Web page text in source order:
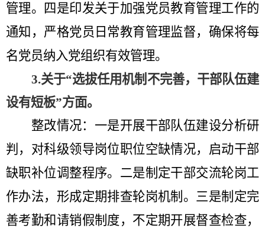
管理。
四是印发关于加强党员教育管理工作的
通知 ，严格党员日常教育管理监督，确保将每
名党员纳入党组织有效管理。
3.关于“选拔任用机制不完善，干部队伍建
设有短板”方面。
整改情况： 一是开展干部队伍建设分析研
判， 对科级领导岗位职位空缺情况，启动干部
缺职补位调整程序。 二是制定干部交流轮岗工
作办法， 形成定期排查轮岗机制。 三是制定完
善考勤和请销假制度，不定期开展督查检查，